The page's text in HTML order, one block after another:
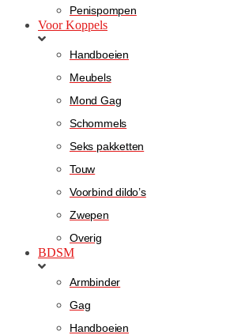
Penispompen
Voor Koppels
Handboeien
Meubels
Mond Gag
Schommels
Seks pakketten
Touw
Voorbind dildo’s
Zwepen
Overig
BDSM
Armbinder
Gag
Handboeien